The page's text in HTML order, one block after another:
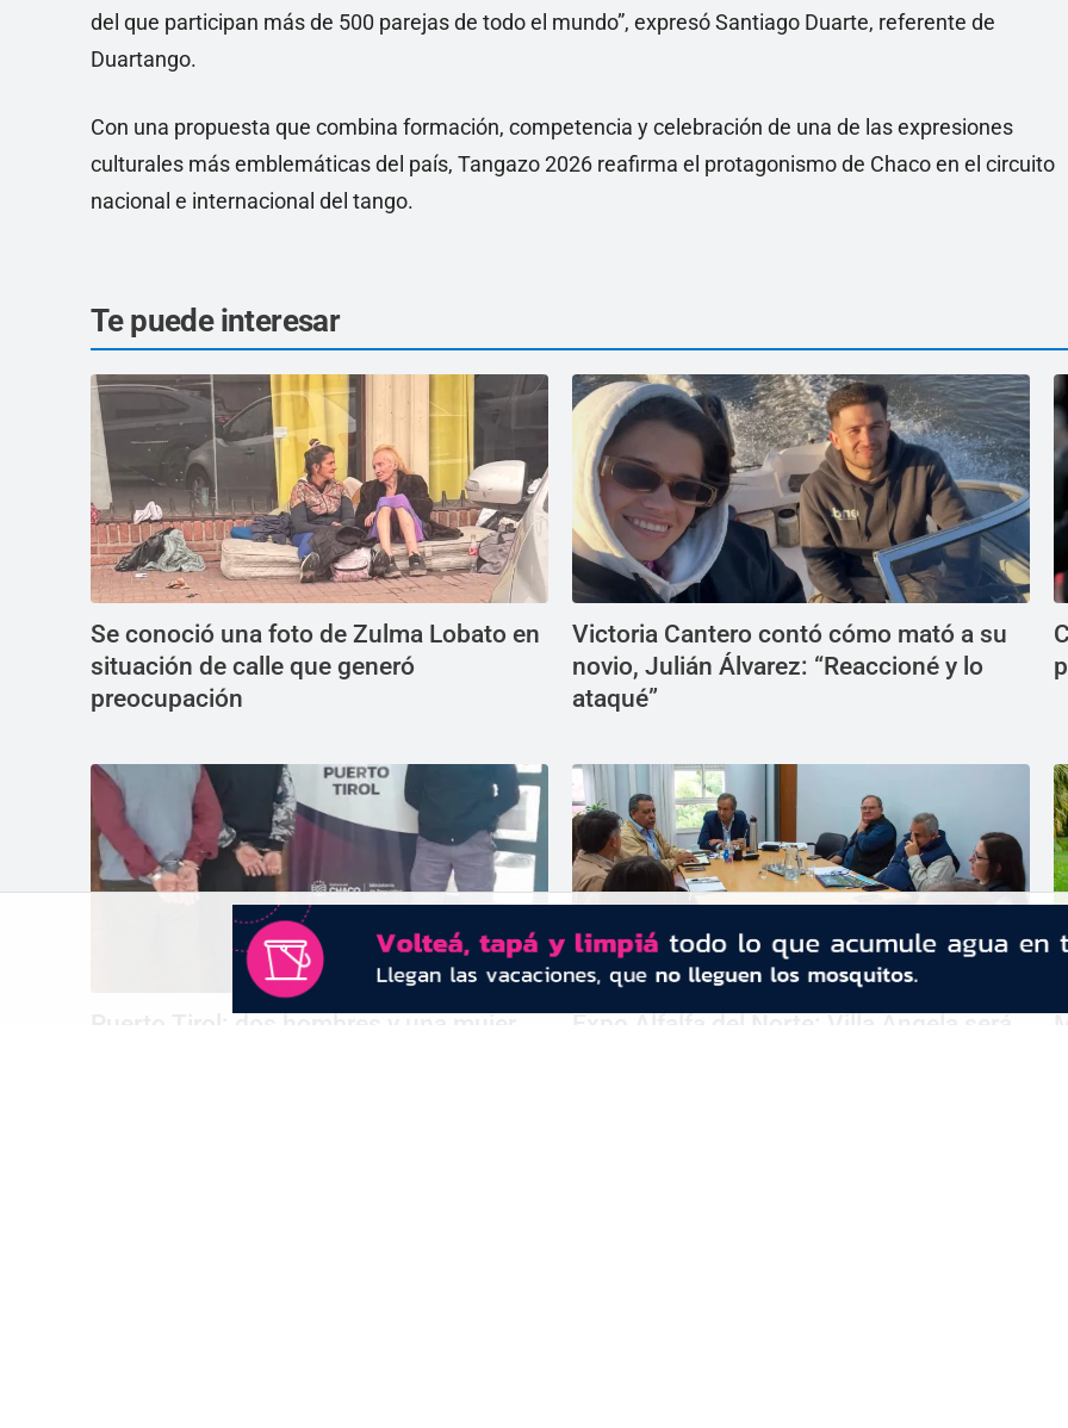
del que participan más de 500 parejas de todo el mundo”, expresó Santiago Duarte, referente de
Duartango.
Con una propuesta que combina formación, competencia y celebración de una de las expresiones
culturales más emblemáticas del país, Tangazo 2026 reafirma el protagonismo de Chaco en el circuito
nacional e internacional del tango.
Te puede interesar
Se conoció una foto de Zulma Lobato en
situación de calle que generó
preocupación
Victoria Cantero contó cómo mató a su
novio, Julián Álvarez: “Reaccioné y lo
ataqué”